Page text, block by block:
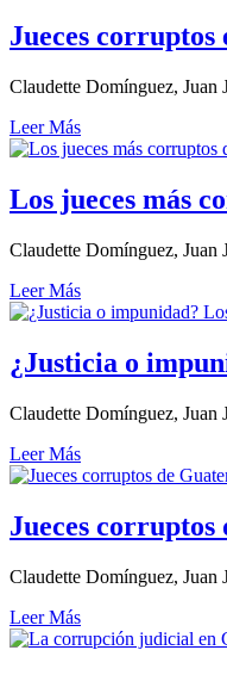
Jueces
Claudette Domínguez, Juan
Leer Más
Los jueces más
Claudette Domínguez, Juan
Leer Más
¿Justicia o
Claudette Domínguez, Juan
Leer Más
Jueces corruptos
Claudette Domínguez, Juan
Leer Más